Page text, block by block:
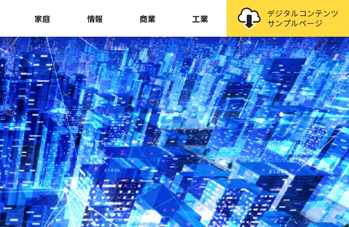
家庭 情報 商業 工業
デジタルコンテンツ
サンプルページ